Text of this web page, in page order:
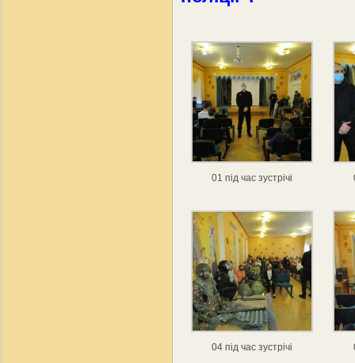
01 під час зустрічі
04 під час зустрічі